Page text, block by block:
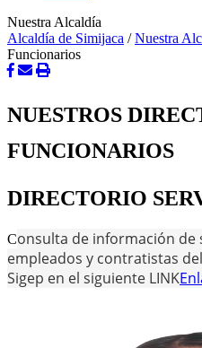
Nuestra Alcaldía
Alcaldía de Simijaca /Nuestra
Funcionarios
NUESTROS
FUNCIONARIOS
DIRECTORIO
​Consulta de información de
empleados y contratistas
Sigep​ en el siguiente​ LINK